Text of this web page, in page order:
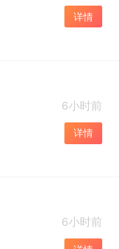
详情
6小时前
详情
6小时前